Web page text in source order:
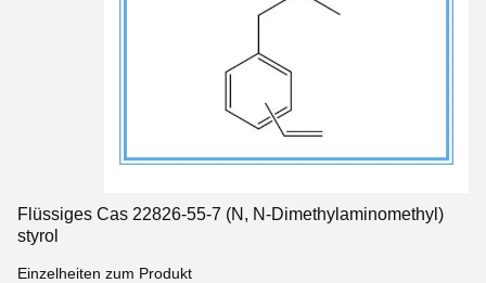
Flüssiges Cas 22826-55-7 (N, N-Dimethylaminomethyl)
styrol
Einzelheiten zum Produkt